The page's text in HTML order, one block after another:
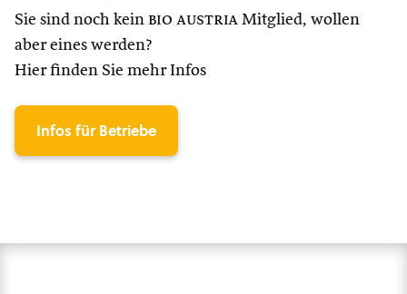
Sie sind noch kein bio austria Mitglied, wollen
aber eines werden?
Hier finden Sie mehr Infos
Infos für Betriebe